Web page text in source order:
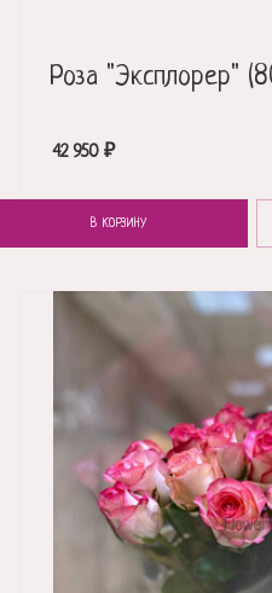
Роза "Эксплорер"
42 950 ₽
В КОРЗИНУ